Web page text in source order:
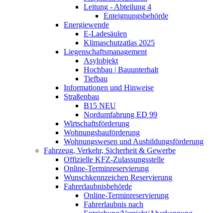
Leitung - Abteilung 4
Enteignungsbehörde
Energiewende
E-Ladesäulen
Klimaschutzatlas 2025
Liegenschaftsmanagement
Asylobjekt
Hochbau | Bauunterhalt
Tiefbau
Informationen und Hinweise
Straßenbau
B15 NEU
Nordumfahrung ED 99
Wirtschaftsförderung
Wohnungsbauförderung
Wohnungswesen und Ausbildungsförderung
Fahrzeug, Verkehr, Sicherheit & Gewerbe
Offizielle KFZ-Zulassungsstelle
Online-Terminreservierung
Wunschkennzeichen Reservierung
Fahrerlaubnisbehörde
Online-Terminreservierung
Fahrerlaubnis nach